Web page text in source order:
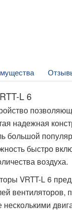
L 6
надежная
большой
быстро
воздуха.
VRTT-L 6